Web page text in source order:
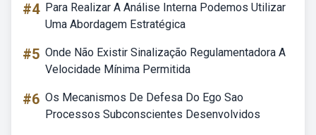
#4 Para Realizar A Análise Interna Podemos Utilizar
Uma Abordagem Estratégica
#5 Onde Não Existir Sinalização Regulamentadora A
Velocidade Mínima Permitida
#6 Os Mecanismos De Defesa Do Ego Sao
Processos Subconscientes Desenvolvidos